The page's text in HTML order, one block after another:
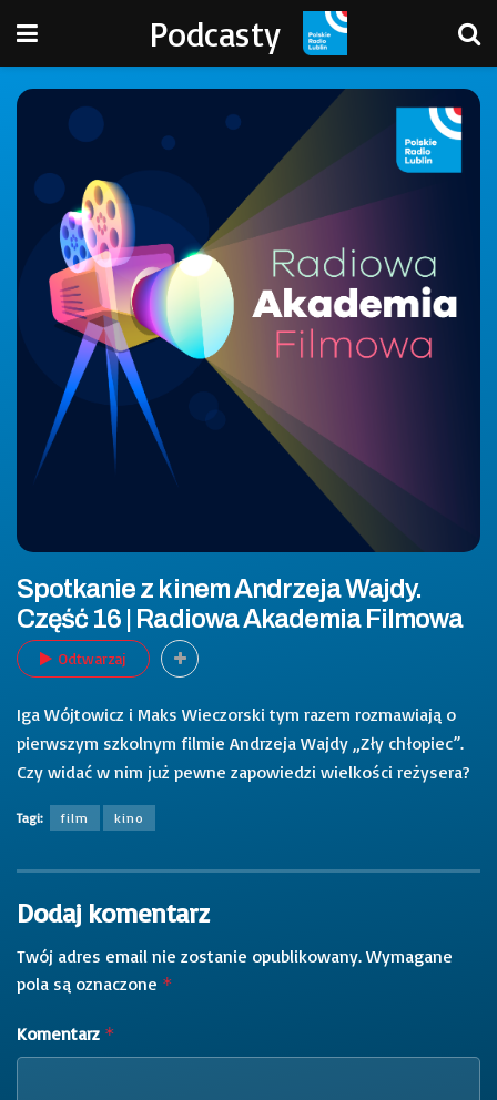
Podcasty
Spotkanie z kinem Andrzeja Wajdy.
Część 16 | Radiowa Akademia Filmowa
Odtwarzaj
Iga Wójtowicz i Maks Wieczorski tym razem rozmawiają o
pierwszym szkolnym filmie Andrzeja Wajdy „Zły chłopiec”.
Czy widać w nim już pewne zapowiedzi wielkości reżysera?
Tagi: film kino
Dodaj komentarz
Twój adres email nie zostanie opublikowany. Wymagane
pola są oznaczone *
Komentarz *